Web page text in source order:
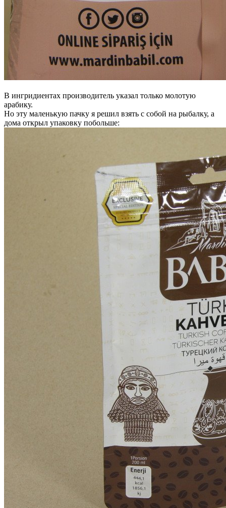
В ингридиентах производитель указал только молотую
арабику.
Но эту маленькую пачку я решил взять с собой на рыбалку, а
дома открыл упаковку побольше: